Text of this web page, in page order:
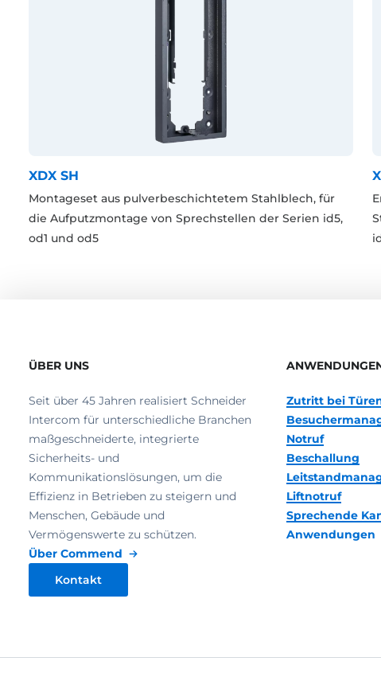
XDX SH
Montageset aus pulverbeschichtetem Stahlblech, für
die Aufputzmontage von Sprechstellen der Serien id5,
od1 und od5
ÜBER UNS
Seit über 45 Jahren realisiert Schneider
Intercom für unterschiedliche Branchen
maßgeschneiderte, integrierte
Sicherheits- und
Kommunikationslösungen, um die
Effizienz in Betrieben zu steigern und
Menschen, Gebäude und
Vermögenswerte zu schützen.
Über Commend
Kontakt
Zutritt bei
Notruf
Beschallung
Liftnotruf
Sprechende
Anwendungen